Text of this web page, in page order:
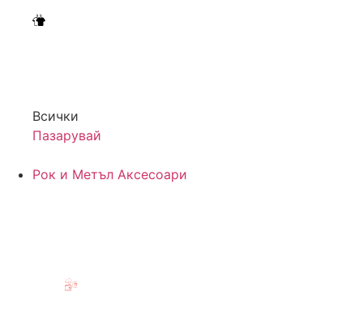
Всички
Пазарувай
Рок и Метъл Аксесоари